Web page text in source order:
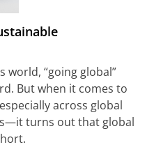
world, “going global”
But when it comes to
across global
turns out that global